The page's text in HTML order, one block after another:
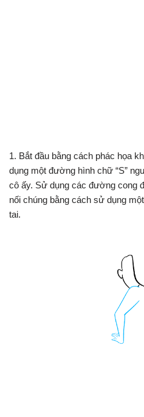
1. Bắt đầu bằng cách phác họa
dụng một đường hình chữ “S”
cô ấy. Sử dụng các đường cong
nối chúng bằng cách sử dụng
tai.